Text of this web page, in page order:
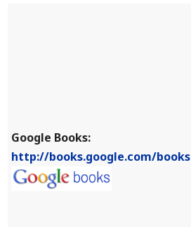
Google Books:
http://books.google.com/books